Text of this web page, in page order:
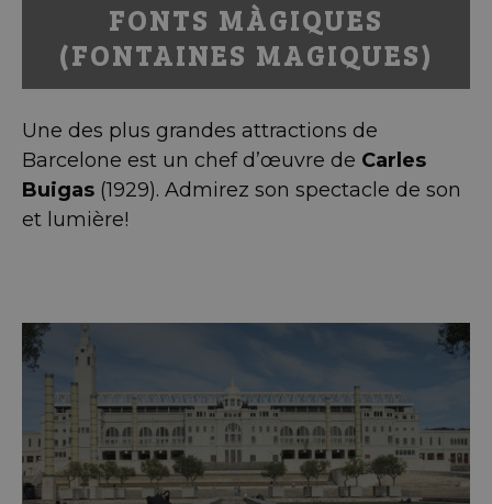
FONTS MÀGIQUES
(FONTAINES MAGIQUES)
Une des plus grandes attractions de
Barcelone est un chef d’œuvre de Carles
Buigas (1929). Admirez son spectacle de son
et lumière!